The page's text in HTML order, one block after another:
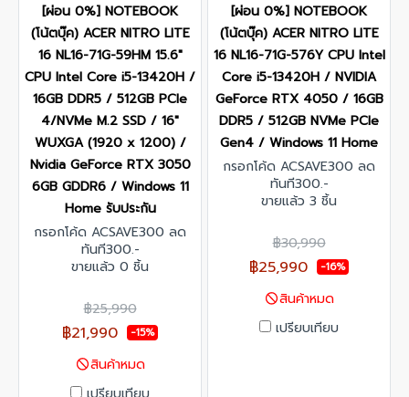
[ผ่อน 0%] NOTEBOOK
(โน้ตบุ๊ค) ACER NITRO LITE
16 NL16-71G-59HM 15.6"
CPU Intel Core i5-13420H /
16GB DDR5 / 512GB PCIe
4/NVMe M.2 SSD / 16"
WUXGA (1920 x 1200) /
Nvidia GeForce RTX 3050
6GB GDDR6 / Windows 11
Home รับประกัน
กรอกโค้ด ACSAVE300 ลด
ทันที300.-
ขายแล้ว 0 ชิ้น
฿25,990
฿21,990 -15%
สินค้าหมด
[ผ่อน 0%] NOTEBOOK
(โน้ตบุ๊ค) ACER NITRO LITE
16 NL16-71G-576Y CPU Intel
Core i5-13420H / NVIDIA
GeForce RTX 4050 / 16GB
DDR5 / 512GB NVMe PCIe
Gen4 / Windows 11 Home
กรอกโค้ด ACSAVE300 ลด
ทันที300.-
ขายแล้ว 3 ชิ้น
฿30,990
฿25,990 -16%
สินค้าหมด
เปรียบเทียบ